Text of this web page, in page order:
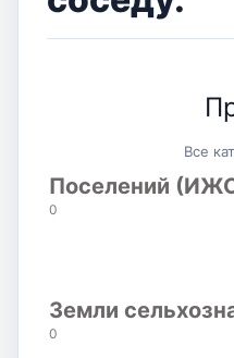
Все
Поселений
0
Земли
0